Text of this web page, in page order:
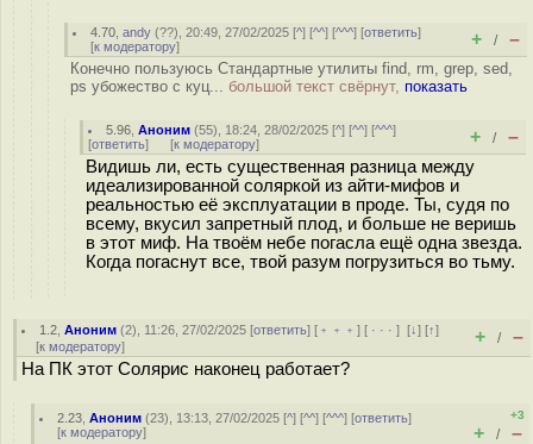
4.70 ,andy (??), 20:49, 27/02/2025 [^] [^^] [^^^] [ответить]
[к модератору] + / –
Конечно пользуюсь Стандартные утилиты find, rm, grep, sed,
ps убожество с куц... большой текст свёрнут, показать
5.96 ,Аноним (55), 18:24, 28/02/2025 [^] [^^] [^^^]
[ответить] [к модератору] + / –
Видишь ли, есть существенная разница между
идеализированной соляркой из айти-мифов и
реальностью её эксплуатации в проде. Ты, судя по
всему, вкусил запретный плод, и больше не веришь
в этот миф. На твоём небе погасла ещё одна звезда.
Когда погаснут все, твой разум погрузиться во тьму.
1.2 ,Аноним (2), 11:26, 27/02/2025 [ответить] [ ﹢﹢﹢] [ · · ·][↓] [↑]
[к модератору] + / –
На ПК этот Солярис наконец работает?
2.23 ,Аноним (23), 13:13, 27/02/2025 [^] [^^] [^^^] [ответить]
[к модератору]
+3
+ / –